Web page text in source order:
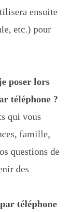
ensuite
etc.) pour
poser lors
téléphone ?
qui vous
famille,
questions de
des
téléphone